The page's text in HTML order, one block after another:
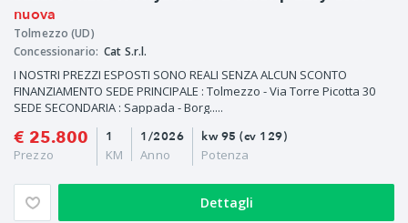
nuova
Tolmezzo (UD)
Concessionario: Cat S.r.l.
I NOSTRI PREZZI ESPOSTI SONO REALI SENZA ALCUN SCONTO
FINANZIAMENTO SEDE PRINCIPALE : Tolmezzo - Via Torre Picotta 30
SEDE SECONDARIA : Sappada - Borg.....
€ 25.800
Prezzo
1/2026
Anno
1
KM
kw 95 (cv 129)
Potenza
Dettagli